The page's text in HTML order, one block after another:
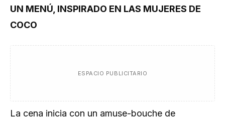
UN MENÚ, INSPIRADO EN LAS MUJERES DE
COCO
ESPACIO PUBLICITARIO
La cena inicia con un amuse-bouche de